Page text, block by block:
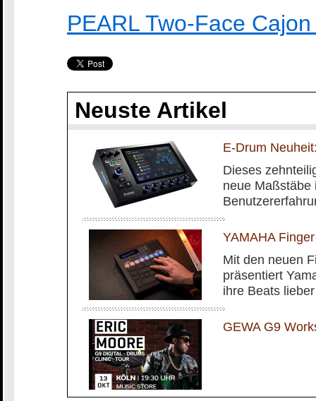
PEARL Two-Face
Neuste Artikel
E-Drum
Dieses
neue Maßstäbe
YAMAHA
Mit den neuen
präsentiert
ihre Beats
GEWA G9